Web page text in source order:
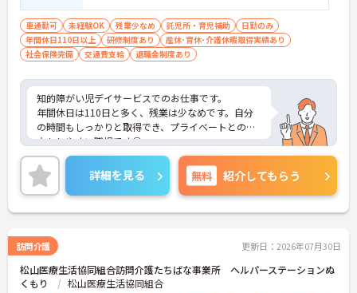
車通勤可 未経験OK 残業少なめ 託児所・育児補助
日勤のみ
年間休日110日以上
研修制度あり
産休･育休･介護休暇取得実績あり
社会保険完備
交通費支給 退職金制度あり
知的障がい児デイサービスでのお仕事です。
年間休日は110日と多く、残業は少なめです。自分
の時間もしっかりと取得でき、プライベートとの両
立もしやすい職場です◎
ご興味がある方は是非一度マイナビまでお問い合わ
せください。さらに詳細などお伝えします！
詳細を見る 無料 紹介してもらう
訪問介護 更新日：2026年07月30日
松山医療生活協同組合訪問介護たちばな事業所 ヘルパーステーションぬ
くもり
松山医療生活協同組合